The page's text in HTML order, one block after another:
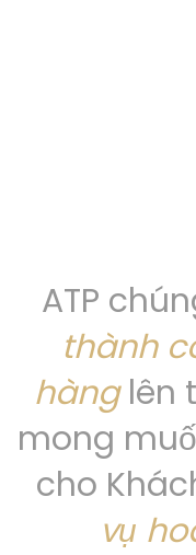
ATP
thành
hànglên
mong
cho
vụ